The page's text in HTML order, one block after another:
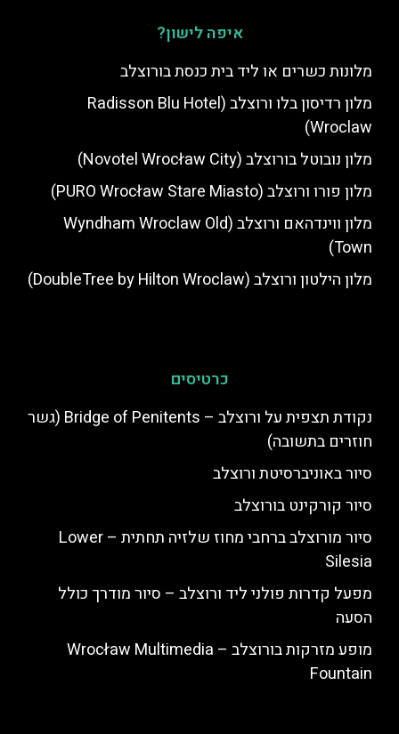
איפה לישון?
מלונות כשרים או ליד בית כנסת בורוצלב
מלון רדיסון בלו ורוצלב (Radisson Blu Hotel
Wroclaw)
מלון נובוטל בורוצלב (Novotel Wrocław City)
מלון פורו ורוצלב (PURO Wrocław Stare Miasto)
מלון ווינדהאם ורוצלב (Wyndham Wroclaw Old
Town)
מלון הילטון ורוצלב (DoubleTree by Hilton Wroclaw)
כרטיסים
נקודת תצפית על ורוצלב – Bridge of Penitents (גשר
חוזרים בתשובה)
סיור באוניברסיטת ורוצלב
סיור קורקינט בורוצלב
סיור מורוצלב ברחבי מחוז שלזיה תחתית – Lower
Silesia
מפעל קדרות פולני ליד ורוצלב – סיור מודרך כולל
הסעה
מופע מזרקות בורוצלב – Wrocław Multimedia
Fountain